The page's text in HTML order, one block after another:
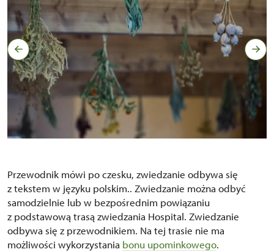
Przewodnik mówi po czesku, zwiedzanie odbywa się
z tekstem w języku polskim.. Zwiedzanie można odbyć
samodzielnie lub w bezpośrednim powiązaniu
z podstawową trasą zwiedzania Hospital. Zwiedzanie
odbywa się z przewodnikiem. Na tej trasie nie ma
możliwości wykorzystania bonu upominkowego.